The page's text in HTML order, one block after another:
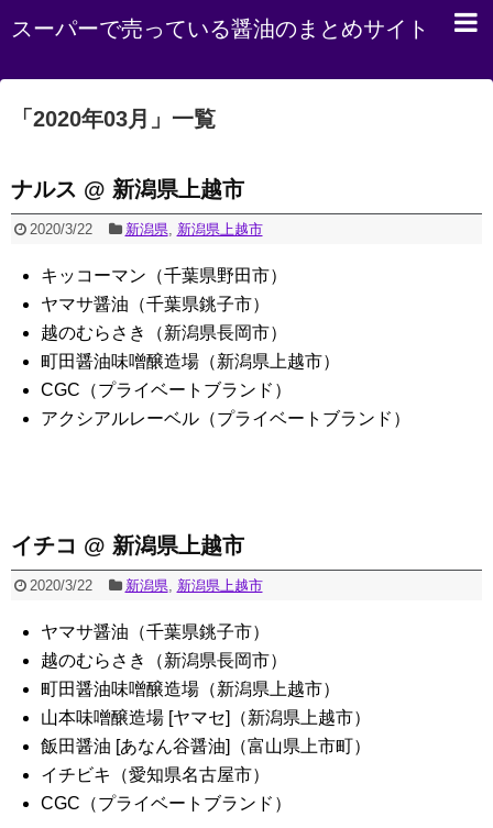
スーパーで売っている醤油のまとめサイト
「 2020年03月 」 一覧
ナルス @ 新潟県上越市
2020/3/22 新潟県, 新潟県上越市
キッコーマン（千葉県野田市）
ヤマサ醤油（千葉県銚子市）
越のむらさき（新潟県長岡市）
町田醤油味噌醸造場（新潟県上越市）
CGC（プライベートブランド）
アクシアルレーベル（プライベートブランド）
イチコ @ 新潟県上越市
2020/3/22 新潟県, 新潟県上越市
ヤマサ醤油（千葉県銚子市）
越のむらさき（新潟県長岡市）
町田醤油味噌醸造場（新潟県上越市）
山本味噌醸造場 [ヤマセ]（新潟県上越市）
飯田醤油 [あなん谷醤油]（富山県上市町）
イチビキ（愛知県名古屋市）
CGC（プライベートブランド）